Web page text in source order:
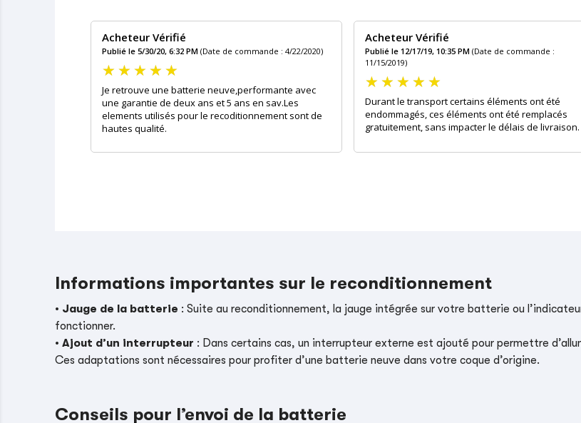
Acheteur Vérifié
Publié le 5/30/20, 6:32 PM (Date de commande : 4/22/2020)
Je retrouve une batterie neuve,performante avec
une garantie de deux ans et 5 ans en sav.Les
elements utilisés pour le recoditionnement sont de
hautes qualité.
Acheteur Vérifié
Publié le 12/17/19, 10:35 PM (Date de commande :
11/15/2019)
Durant le transport certains éléments ont été
endommagés, ces éléments ont été remplacés
gratuitement, sans impacter le délais de livraison.
Informations importantes sur le reconditionnement
• Jauge de la batterie : Suite au reconditionnement, la jauge intégrée sur votre batterie ou
fonctionner.
•Ajout d’un interrupteur : Dans certains cas, un interrupteur externe est ajouté pour permettre
Ces adaptations sont nécessaires pour profiter d’une batterie neuve dans votre coque d’origine.
Conseils pour l’envoi de la batterie